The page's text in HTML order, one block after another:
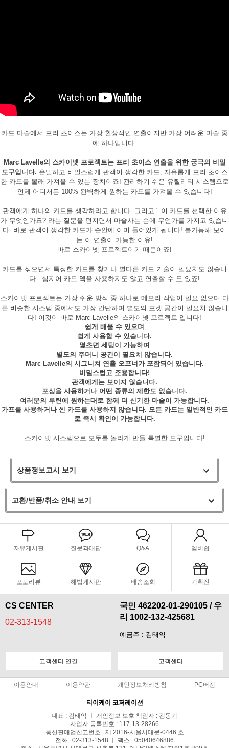
카드 마술에서 프리 초이스는 가장 환상적인 연출이지만 가장 어려운 마술 중
에 하나입니다.
Marc Lavelle의 스카이넷 프로젝트는 프리 초이스 연출을 위한 궁극의 비밀
도구입니다. 은밀하고 비밀스럽게 관객이 생각한 카드, 자유롭게 프리 초이스
한 카드를 몰래 가져올 수 있는 장치이죠! 관리하기 쉬운 유틸리티 시스템으로
언제 어디서든 100% 완벽하게 원하는 카드를 가져올 수 있습니다!
관객에게 하나의 카드를 생각하라고 합니다. 그리고 " 이 카드를 선택한 이유
가 무엇인가요? 라는 질문을 던지면서 마술사는 손에 무언가를 가지고 있습니
다. 바로 관객이 생각한 카드가 손안에 이미 들어있게 됩니다! 불가능해 보이
는 이 연출이 가능한 이유!
바로 스카이넷 프로젝트이기 때문이죠!
카드를 섞으면서 특정한 카드를 찾거나 별다른 카드 기술이 필요치도 않습니
다 - 심지어 카드 덱을 사용하지도 않고 연출할 수 도 있죠!
스카이넷 프로젝트는 가장 쉬운 방식 중 하나로 메모리 작업이 필요 없으며 다
른 비슷한 시스템 중에서도 가장 간단하며 별도의 포켓 공간이 필요치 않습니
다! 이것이 바로 Marc Lavelle의 스카이넷 프로젝트 입니다!
쉽게 배울 수 있으며
쉽게 사용할 수 있습니다.
몇초면 세팅이 가능하며
별도의 주머니 공간이 필요치 않습니다.
Marc Lavelle의 시그니쳐 연출 오프너가 포함되어 있습니다.
비밀스럽고 조용합니다!
관객에게는 보이지 않습니다.
포싱을 사용하거나 어떤 종류의 제한도 없습니다.
여러분의 루틴에 원하는대로 함께 더 신기한 마술이 가능합니다.
가프를 사용하거나 씬 카드를 사용하지 않습니다. 모든 카드는 일반적인 카드
로 즉시 확인이 가능합니다.
스카이넷 시스템으로 모두를 놀라게 만들 특별한 도구입니다!
상품정보고시 보기
교환/반품/취소 안내 보기
자유게시판 질문과대답 Q&A 멤버쉽
포토리뷰 해법게시판 배송조회 기획전
CS CENTER
02-313-1548
국민 462202-01-290105 / 우
리 1002-132-425681
예금주 : 김태익
고객센터 연결 고객센터
이용안내 이용약관 개인정보처리방침 PC버전
티이케이 코퍼레이션
대표 : 김태익 ㅣ 개인정보 보호 책임자 : 김동기
사업자 등록번호 : 117-13-28266
통신판매업신고번호 : 제 2016-서울서대문-0446 호
전화 : 02-313-1548 ㅣ 팩스 : 05040646886